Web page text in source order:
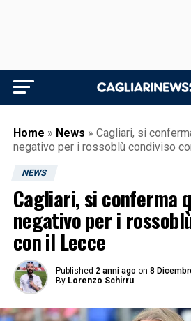
Home » News » Cagliari, si
negativo per i rossoblù condiviso
NEWS
Cagliari, si conferma
negativo per i
con il Lecce
Published 2 anni ago on 8
By Lorenzo Schirru